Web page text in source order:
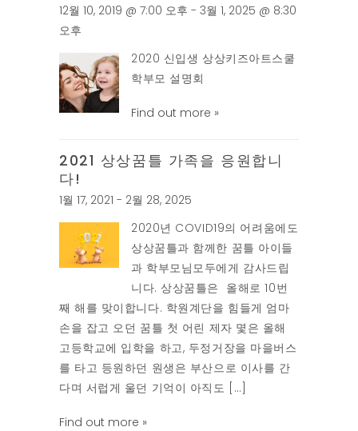
12월 10, 2019 @ 7:00 오후 - 3월 1, 2025 @ 8:30
오후
2020 신입생 상상키즈아트스쿨
학부모 설명회
Find out more »
2021 상상꿈틀 가족을 응원합니
다!
1월 17, 2021 - 2월 28, 2025
2020년 COVID19의 어려움에도
상상꿈틀과 함께한 꿈틀 아이들
과 학부모님모두에게 감사드립
니다. 상상꿈틀은 올해로 10번
째 해를 맞이합니다. 학원계단을 힘들게 엄마
손을 잡고 오던 꿈틀 첫 어린 제자 몇은 올해
고등학교에 입학을 하고, 두정거장을 마을버스
를 타고 등원하던 원생은 부산으로 이사를 간
다며 서럽게 울던 기억이 아직도 […]
Find out more »